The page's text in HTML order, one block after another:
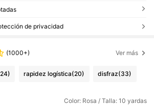
de privacidad
(1000+) Ver más
rapidez logística(20) disfraz(33)
Color: Rosa / Talla: 10 yardas